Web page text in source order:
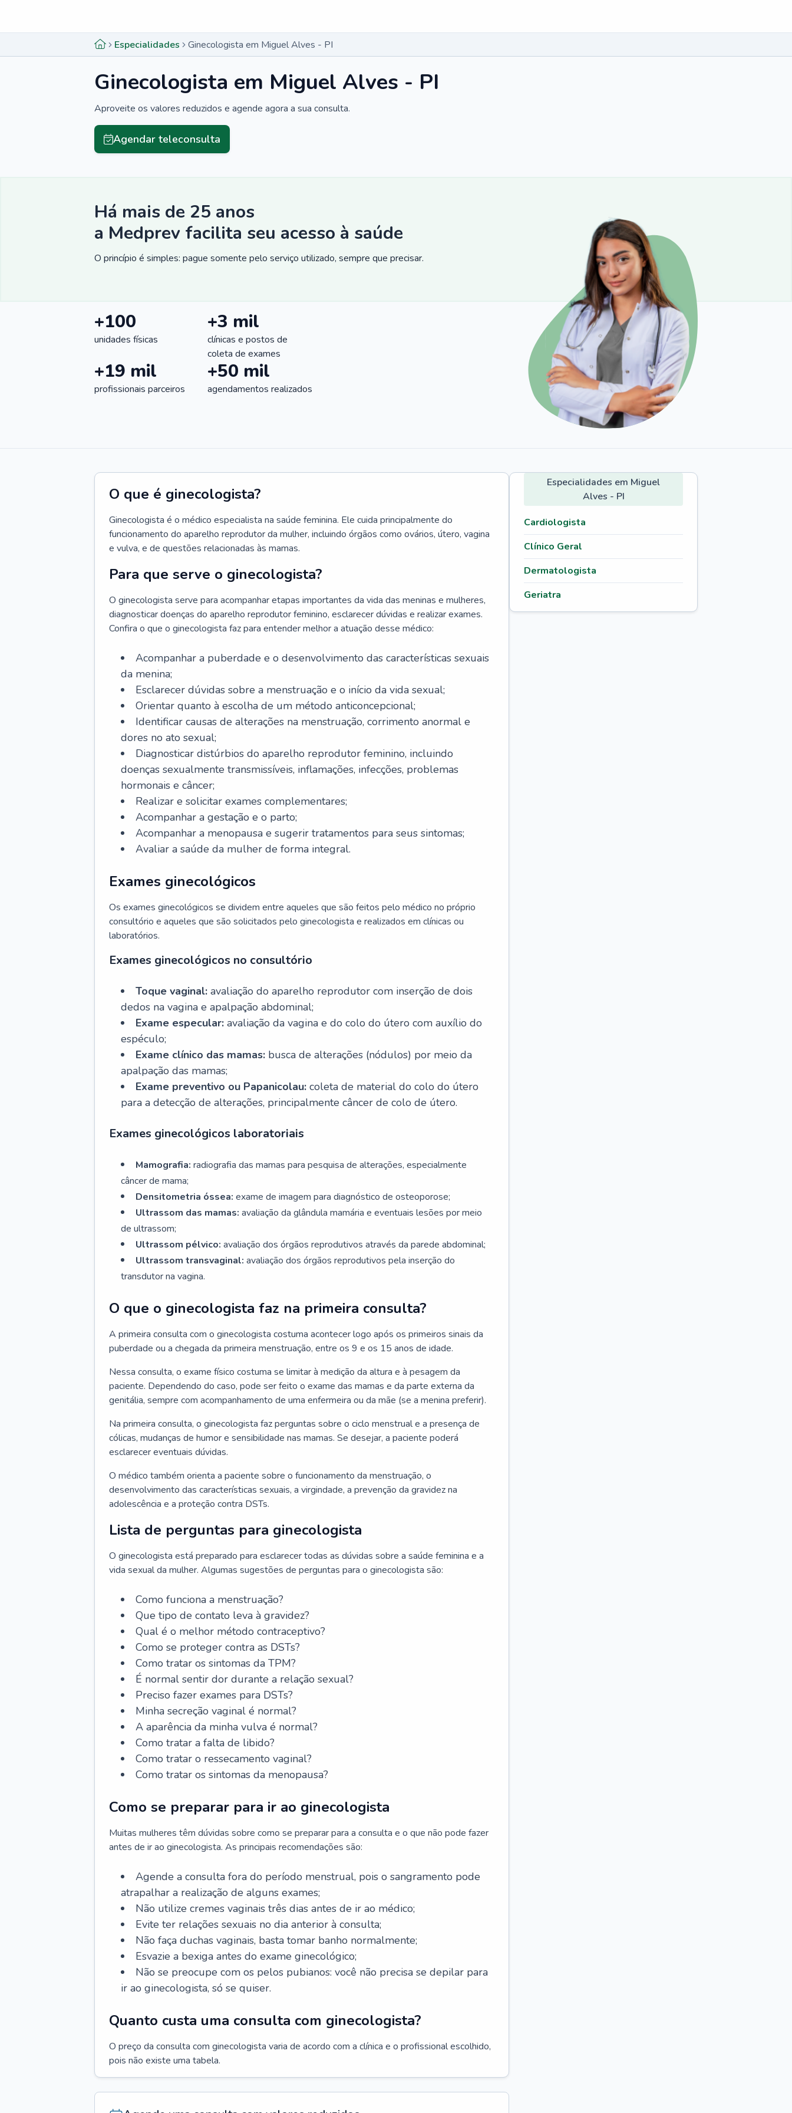
Especialidades Ginecologista em Miguel Alves - PI
Ginecologista em Miguel Alves - PI
Aproveite os valores reduzidos e agende agora a sua consulta.
Agendar teleconsulta
Há mais de 25 anos
a Medprev facilita seu acesso à saúde
O princípio é simples: pague somente pelo serviço utilizado, sempre que precisar.
+100
unidades físicas
+3 mil
clínicas e postos de
coleta de exames
+19 mil
profissionais parceiros
+50 mil
agendamentos realizados
O que é ginecologista?
Ginecologista é o médico especialista na saúde feminina. Ele cuida principalmente do
funcionamento do aparelho reprodutor da mulher, incluindo órgãos como ovários, útero, vagina
e vulva, e de questões relacionadas às mamas.
Para que serve o ginecologista?
O ginecologista serve para acompanhar etapas importantes da vida das meninas e mulheres,
diagnosticar doenças do aparelho reprodutor feminino, esclarecer dúvidas e realizar exames.
Confira o que o ginecologista faz para entender melhor a atuação desse médico:
Acompanhar a puberdade e o desenvolvimento das características sexuais
da menina;
Esclarecer dúvidas sobre a menstruação e o início da vida sexual;
Orientar quanto à escolha de um método anticoncepcional;
Identificar causas de alterações na menstruação, corrimento anormal e
dores no ato sexual;
Diagnosticar distúrbios do aparelho reprodutor feminino, incluindo
doenças sexualmente transmissíveis, inflamações, infecções, problemas
hormonais e câncer;
Realizar e solicitar exames complementares;
Acompanhar a gestação e o parto;
Acompanhar a menopausa e sugerir tratamentos para seus sintomas;
Avaliar a saúde da mulher de forma integral.
Exames ginecológicos
Os exames ginecológicos se dividem entre aqueles que são feitos pelo médico no próprio
consultório e aqueles que são solicitados pelo ginecologista e realizados em clínicas ou
laboratórios.
Exames ginecológicos no consultório
Toque vaginal: avaliação do aparelho reprodutor com inserção de dois
dedos na vagina e apalpação abdominal;
Exame especular: avaliação da vagina e do colo do útero com auxílio do
espéculo;
Exame clínico das mamas: busca de alterações (nódulos) por meio da
apalpação das mamas;
Exame preventivo ou Papanicolau: coleta de material do colo do útero
para a detecção de alterações, principalmente câncer de colo de útero.
Exames ginecológicos laboratoriais
Mamografia: radiografia das mamas para pesquisa de alterações, especialmente
câncer de mama;
Densitometria óssea: exame de imagem para diagnóstico de osteoporose;
Ultrassom das mamas: avaliação da glândula mamária e eventuais lesões por meio
de ultrassom;
Ultrassom pélvico: avaliação dos órgãos reprodutivos através da parede abdominal;
Ultrassom transvaginal: avaliação dos órgãos reprodutivos pela inserção do
transdutor na vagina.
O que o ginecologista faz na primeira consulta?
A primeira consulta com o ginecologista costuma acontecer logo após os primeiros sinais da
puberdade ou a chegada da primeira menstruação, entre os 9 e os 15 anos de idade.
Nessa consulta, o exame físico costuma se limitar à medição da altura e à pesagem da
paciente. Dependendo do caso, pode ser feito o exame das mamas e da parte externa da
genitália, sempre com acompanhamento de uma enfermeira ou da mãe (se a menina preferir).
Na primeira consulta, o ginecologista faz perguntas sobre o ciclo menstrual e a presença de
cólicas, mudanças de humor e sensibilidade nas mamas. Se desejar, a paciente poderá
esclarecer eventuais dúvidas.
O médico também orienta a paciente sobre o funcionamento da menstruação, o
desenvolvimento das características sexuais, a virgindade, a prevenção da gravidez na
adolescência e a proteção contra DSTs.
Lista de perguntas para ginecologista
O ginecologista está preparado para esclarecer todas as dúvidas sobre a saúde feminina e a
vida sexual da mulher. Algumas sugestões de perguntas para o ginecologista são:
Como funciona a menstruação?
Que tipo de contato leva à gravidez?
Qual é o melhor método contraceptivo?
Como se proteger contra as DSTs?
Como tratar os sintomas da TPM?
É normal sentir dor durante a relação sexual?
Preciso fazer exames para DSTs?
Minha secreção vaginal é normal?
A aparência da minha vulva é normal?
Como tratar a falta de libido?
Como tratar o ressecamento vaginal?
Como tratar os sintomas da menopausa?
Como se preparar para ir ao ginecologista
Muitas mulheres têm dúvidas sobre como se preparar para a consulta e o que não pode fazer
antes de ir ao ginecologista. As principais recomendações são:
Agende a consulta fora do período menstrual, pois o sangramento pode
atrapalhar a realização de alguns exames;
Não utilize cremes vaginais três dias antes de ir ao médico;
Evite ter relações sexuais no dia anterior à consulta;
Não faça duchas vaginais, basta tomar banho normalmente;
Esvazie a bexiga antes do exame ginecológico;
Não se preocupe com os pelos pubianos: você não precisa se depilar para
ir ao ginecologista, só se quiser.
Quanto custa uma consulta com ginecologista?
O preço da consulta com ginecologista varia de acordo com a clínica e o profissional escolhido,
pois não existe uma tabela.
Especialidades em Miguel
Alves - PI
Cardiologista
Clínico Geral
Dermatologista
Geriatra